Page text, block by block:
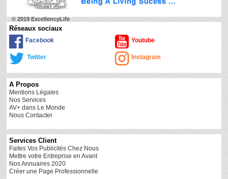
© 2019 ExcellencyLife
Réseaux sociaux
Facebook Youtube
Twitter Instagram
A Propos
Mentions Légales
Nos Services
AV+ dans Le Monde
Nous Contacter
Services Client
Faites Vos Publicités Chez Nous
Mettre votre Entreprise en Avant
Nos Annuaires 2020
Créer une Page Professionnelle